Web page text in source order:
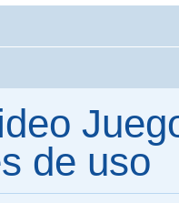
de uso